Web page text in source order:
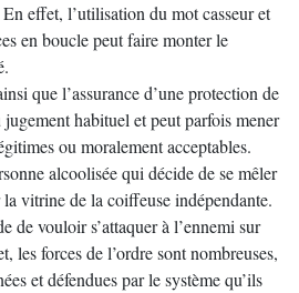
effet, l’utilisation du mot casseur et
en boucle peut faire monter le
que l’assurance d’une protection de
habituel et peut parfois mener
ou moralement acceptables.
alcoolisée qui décide de se mêler
la vitrine de la coiffeuse indépendante.
de vouloir s’attaquer à l’ennemi sur
les forces de l’ordre sont nombreuses,
et défendues par le système qu’ils